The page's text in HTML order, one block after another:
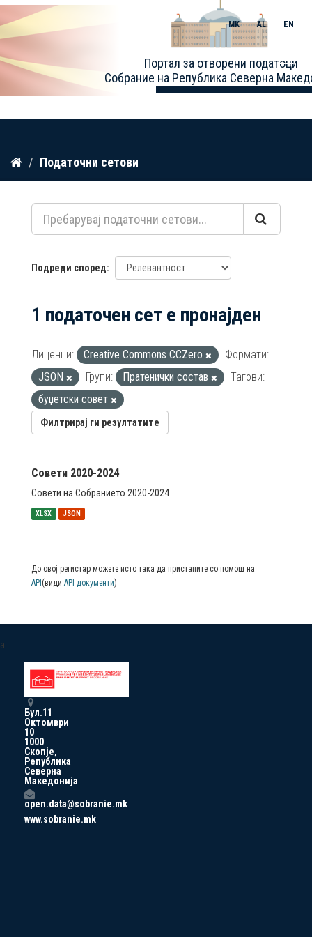
Прескокнете
содржина
Портал за отворени податоци
Собрание на Република Северна
MK AL EN
Toggle
Податочни сетови
Подреди според
1 податочен сет е пронајден
Лиценци: Creative Commons CCZero
Формати:
JSON
Групи: Пратенички состав
Тагови:
буџетски совет
Филтрирај ги резултатите
Совети 2020-2024
Совети на Собранието 2020-2024
XLSX JSON
До овој регистар можете исто така да пристапите со помош на
API (види API документи)
a
Бул.11
Октомври
10
1000
Скопје,
Република
Северна
Македонија
open.data@sobranie.mk
www.sobranie.mk